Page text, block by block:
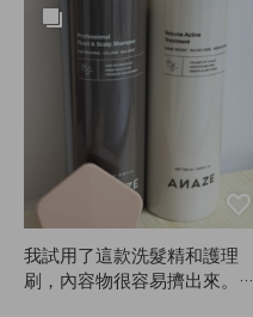
我試用了這款洗髮精和護理
刷，內容物很容易擠出來。有